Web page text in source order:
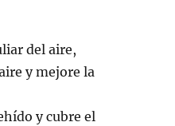
del aire,
y mejore la
y cubre el